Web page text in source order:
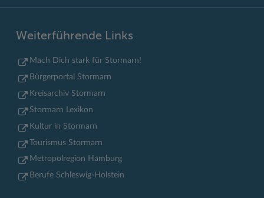
Weiterführende Links
Mach Dich stark für Stormarn!
Bürgerportal Stormarn
Kreisarchiv Stormarn
Stormarn Lexikon
Kultur in Stormarn
Tourismus Stormarn
Metropolregion Hamburg
Berufe Schleswig-Holstein